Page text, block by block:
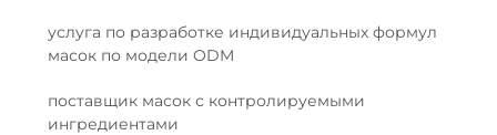
услуга по разработке индивидуальных формул
масок по модели ODM
поставщик масок с контролируемыми
ингредиентами